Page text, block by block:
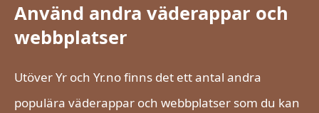
Använd andra väderappar och
webbplatser
Utöver Yr och Yr.no finns det ett antal andra
populära väderappar och webbplatser som du kan